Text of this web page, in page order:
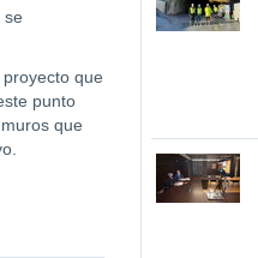
se
que
punto
que